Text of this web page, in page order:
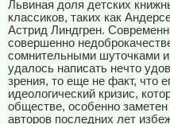
Львиная доля детских
классиков, таких как
Астрид Линдгрен.
совершенно
сомнительными шуточками
удалось написать нечто
зрения, то еще не факт, что
идеологический кризис,
обществе, особенно заметен
авторов последних лет